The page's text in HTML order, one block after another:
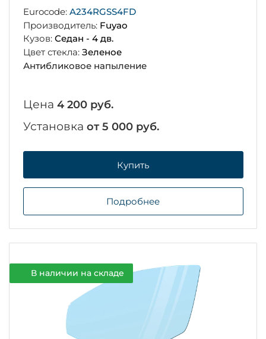
Eurocode: A234RGSS4FD
Производитель: Fuyao
Кузов: Седан - 4 дв.
Цвет стекла: Зеленое
Антибликовое напыление
Цена 4 200 руб.
Установка от 5 000 руб.
Купить
Подробнее
В наличии на складе